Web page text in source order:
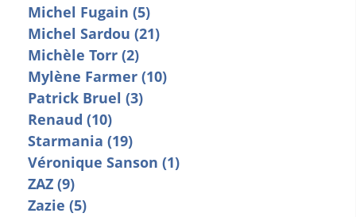
Michel Fugain (5)
Michel Sardou (21)
Michèle Torr (2)
Mylène Farmer (10)
Patrick Bruel (3)
Renaud (10)
Starmania (19)
Véronique Sanson (1)
ZAZ (9)
Zazie (5)